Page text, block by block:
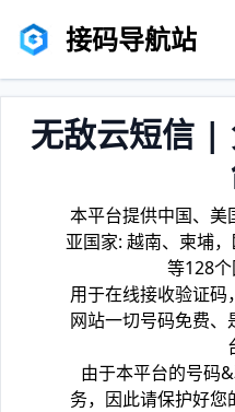
接码导航站
无敌云短信 |
本平台提供中国、美
亚国家: 越南、柬埔，
等128
用于在线接收验证
网站一切号码免费
由于本平台的号码
务，因此请保护好